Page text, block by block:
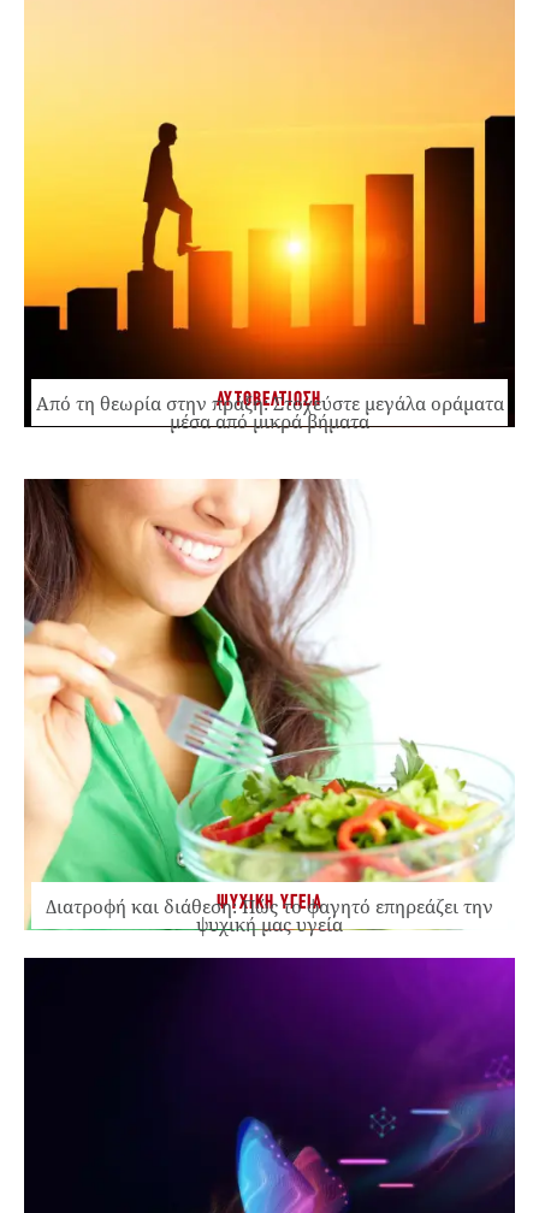
ΑΥΤΟΒΕΛΤΙΩΣΗ
Από τη θεωρία στην πράξη: Στοχεύστε μεγάλα οράματα
μέσα από μικρά βήματα
ΨΥΧΙΚΗ ΥΓΕΙΑ
Διατροφή και διάθεση: Πώς το φαγητό επηρεάζει την
ψυχική μας υγεία